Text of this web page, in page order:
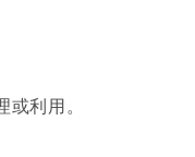
利用。